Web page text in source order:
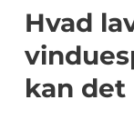
Hvad
kan det